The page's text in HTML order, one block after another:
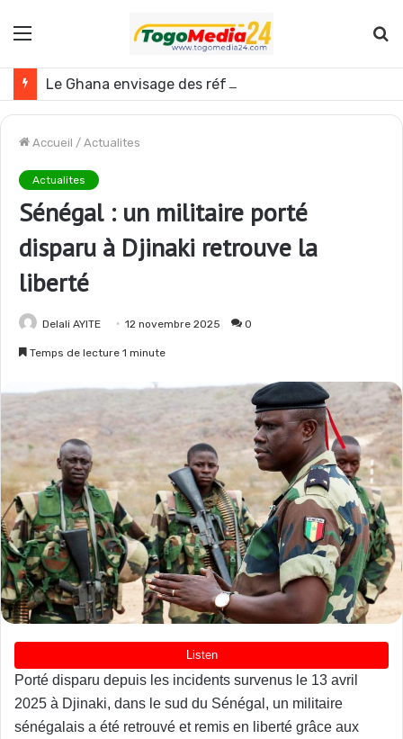
Menu
Le Ghana envisage des réformes politiques
Accueil / Actualites
Actualites
Sénégal : un militaire porté
disparu à Djinaki retrouve la
liberté
Delali AYITE 12 novembre 2025 0
Temps de lecture 1 minute
Porté disparu depuis les incidents survenus le 13 avril
2025 à Djinaki, dans le sud du Sénégal, un militaire
sénégalais a été retrouvé et remis en liberté grâce aux